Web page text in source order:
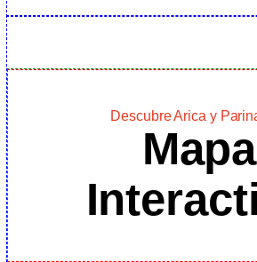
Descubre Arica y
Mapa